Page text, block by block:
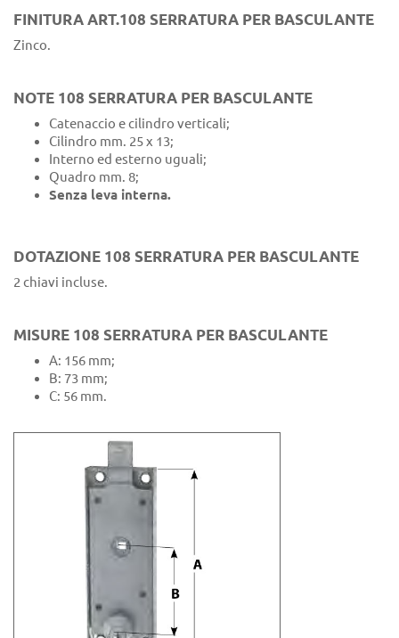
FINITURA ART.108 SERRATURA PER BASCULANTE
Zinco.
NOTE 108 SERRATURA PER BASCULANTE
Catenaccio e cilindro verticali;
Cilindro mm. 25 x 13;
Interno ed esterno uguali;
Quadro mm. 8;
Senza leva interna.
DOTAZIONE 108 SERRATURA PER BASCULANTE
2 chiavi incluse.
MISURE 108 SERRATURA PER BASCULANTE
A: 156 mm;
B: 73 mm;
C: 56 mm.